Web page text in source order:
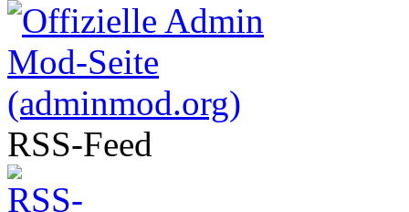
RSS-Feed